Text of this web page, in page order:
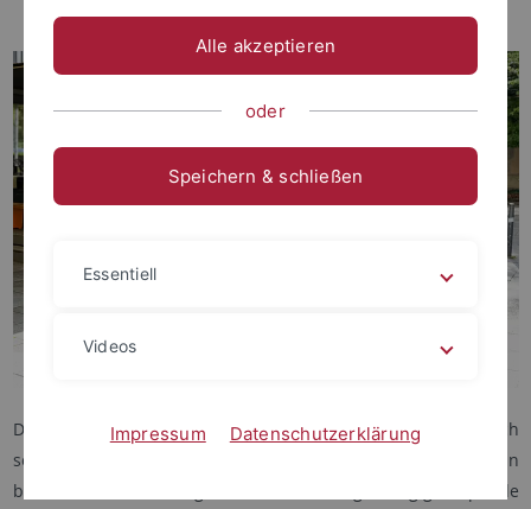
Der Universitätsbund hat der Universität Tübingen anlässlich
seines 100-jährigen Jubiläums im vergangenen Jahr ein
besonderes Geschenk gemacht: Mit einer großzügigen Spende
Alle akzeptieren
oder
Speichern & schließen
Essentiell
Videos
Impressum Datenschutzerklärung